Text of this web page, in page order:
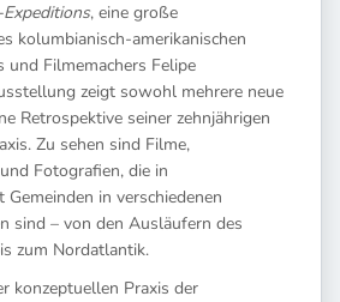
, eine große
kolumbianisch-amerikanischen
und Filmemachers Felipe
zeigt sowohl mehrere neue
Retrospektive seiner zehnjährigen
Zu sehen sind Filme,
Fotografien, die in
in verschiedenen
sind – von den Ausläufern des
zum Nordatlantik.
konzeptuellen Praxis der